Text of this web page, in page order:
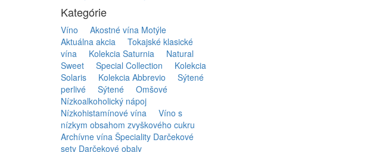
Kategórie
Víno
Akostné vína Motýle
Aktuálna akcia
Tokajské klasické
vína
Kolekcia Saturnia
Natural
Sweet
Special Collection
Kolekcia
Solaris
Kolekcia Abbrevio
Sýtené
perlivé
Sýtené
Omšové
Nízkoalkoholický nápoj
Nízkohistamínové vína
Víno s
nízkym obsahom zvyškového cukru
Archívne vína Špeciality Darčekové
sety Darčekové obaly